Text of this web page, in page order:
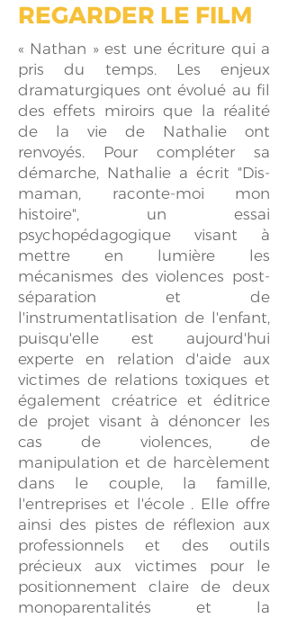
REGARDER LE FILM
« Nathan » est une écriture qui a
pris du temps. Les enjeux
dramaturgiques ont évolué au fil
des effets miroirs que la réalité
de la vie de Nathalie ont
renvoyés. Pour compléter sa
démarche, Nathalie a écrit "Dis-
maman, raconte-moi mon
histoire", un essai
psychopédagogique visant à
mettre en lumière les
mécanismes des violences post-
séparation et de
l'instrumentatlisation de l'enfant,
puisqu'elle est aujourd'hui
experte en relation d'aide aux
victimes de relations toxiques et
également créatrice et éditrice
de projet visant à dénoncer les
cas de violences, de
manipulation et de harcèlement
dans le couple, la famille,
l'entreprises et l'école . Elle offre
ainsi des pistes de réflexion aux
professionnels et des outils
précieux aux victimes pour le
positionnement claire de deux
monoparentalités et la